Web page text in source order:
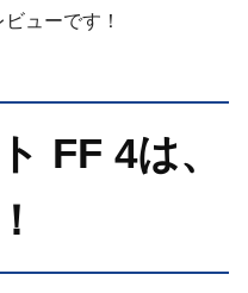
ューです！
FF 4は、